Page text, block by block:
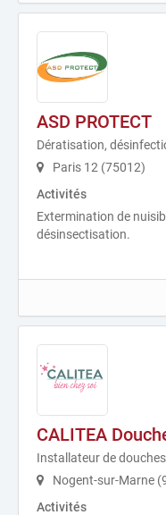
ASD PROTECT
Dératisation,
Paris 12 (75012)
Activités
Extermination de
désinsectisation.
CALITEA
Installateur de
Nogent-sur-Marne
Activités